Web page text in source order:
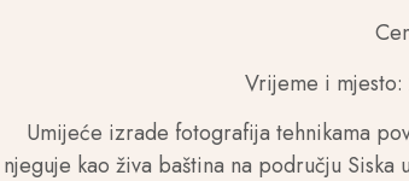
Vrijeme i
Umijeće izrade fotografija tehnikama
njeguje kao živa baština na području